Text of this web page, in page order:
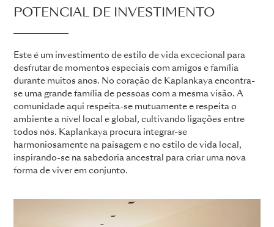
POTENCIAL DE INVESTIMENTO
Este é um investimento de estilo de vida excecional para
desfrutar de momentos especiais com amigos e família
durante muitos anos. No coração de Kaplankaya encontra-
se uma grande família de pessoas com a mesma visão. A
comunidade aqui respeita-se mutuamente e respeita o
ambiente a nível local e global, cultivando ligações entre
todos nós. Kaplankaya procura integrar-se
harmoniosamente na paisagem e no estilo de vida local,
inspirando-se na sabedoria ancestral para criar uma nova
forma de viver em conjunto.